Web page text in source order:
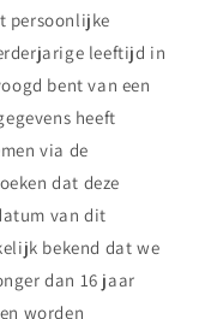
persoonlijke
leeftijd in
bent van een
heeft
via de
dat deze
van dit
bekend dat we
dan 16 jaar
worden